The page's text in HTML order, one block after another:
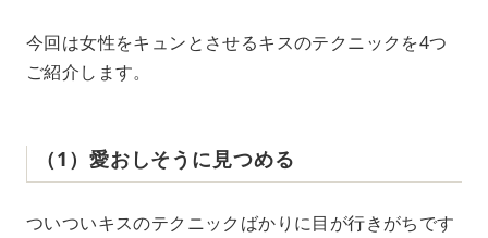
今回は女性をキュンとさせるキスのテクニックを4つ
ご紹介します。
（1）愛おしそうに見つめる
ついついキスのテクニックばかりに目が行きがちです